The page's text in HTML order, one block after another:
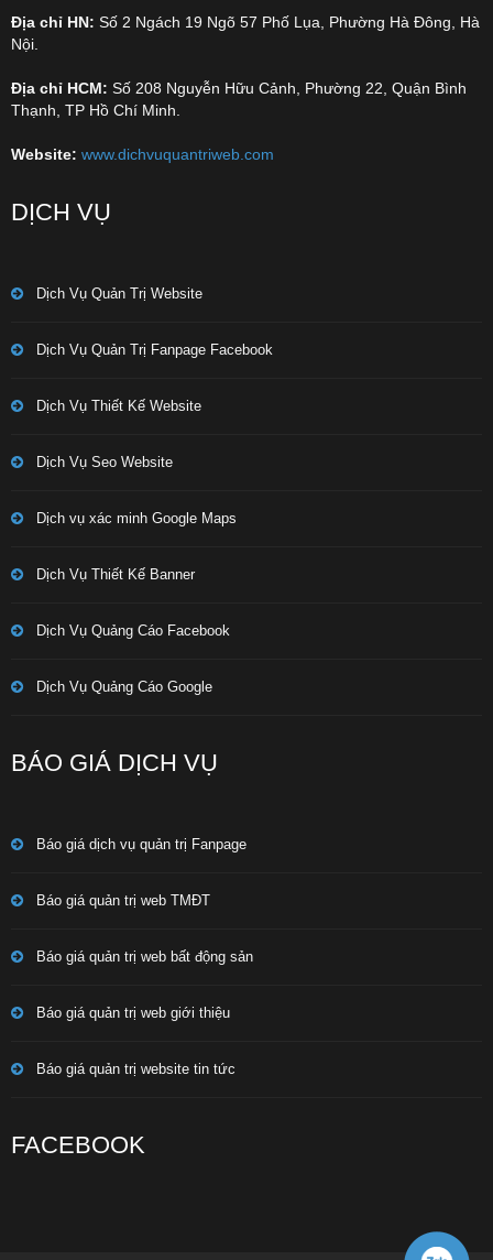
Địa chỉ HN: Số 2 Ngách 19 Ngõ 57 Phố Lụa, Phường Hà Đông, Hà
Nội.
Địa chỉ HCM: Số 208 Nguyễn Hữu Cảnh, Phường 22, Quận Bình
Thạnh, TP Hồ Chí Minh.
Website: www.dichvuquantriweb.com
DỊCH VỤ
Dịch Vụ Quản Trị Website
Dịch Vụ Quản Trị Fanpage Facebook
Dịch Vụ Thiết Kế Website
Dịch Vụ Seo Website
Dịch vụ xác minh Google Maps
Dịch Vụ Thiết Kế Banner
Dịch Vụ Quảng Cáo Facebook
Dịch Vụ Quảng Cáo Google
BÁO GIÁ DỊCH VỤ
Báo giá dịch vụ quản trị Fanpage
Báo giá quản trị web TMĐT
Báo giá quản trị web bất động sản
Báo giá quản trị web giới thiệu
Báo giá quản trị website tin tức
FACEBOOK